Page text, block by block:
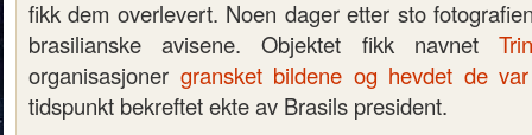
fikk dem overlevert. Noen dager etter sto
brasilianske avisene. Objektet fikk navnet
organisasjoner gransket bildene og hevdet de
tidspunkt bekreftet ekte av Brasils president.